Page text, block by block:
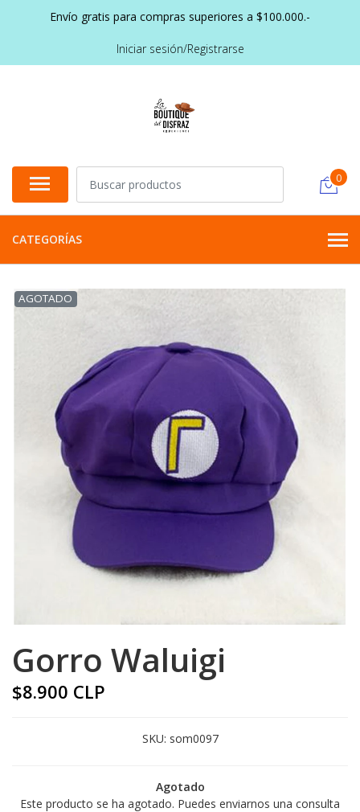
Envío gratis para compras superiores a $100.000.-
Iniciar sesión/Registrarse
0
CATEGORÍAS
AGOTADO
Gorro Waluigi
$8.900 CLP
SKU: som0097
Agotado
Este producto se ha agotado. Puedes enviarnos una consulta